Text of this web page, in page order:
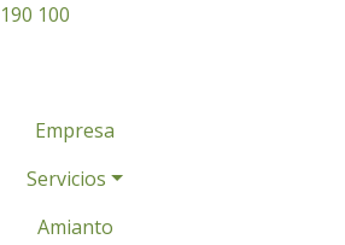
100
Empresa
Servicios
Amianto